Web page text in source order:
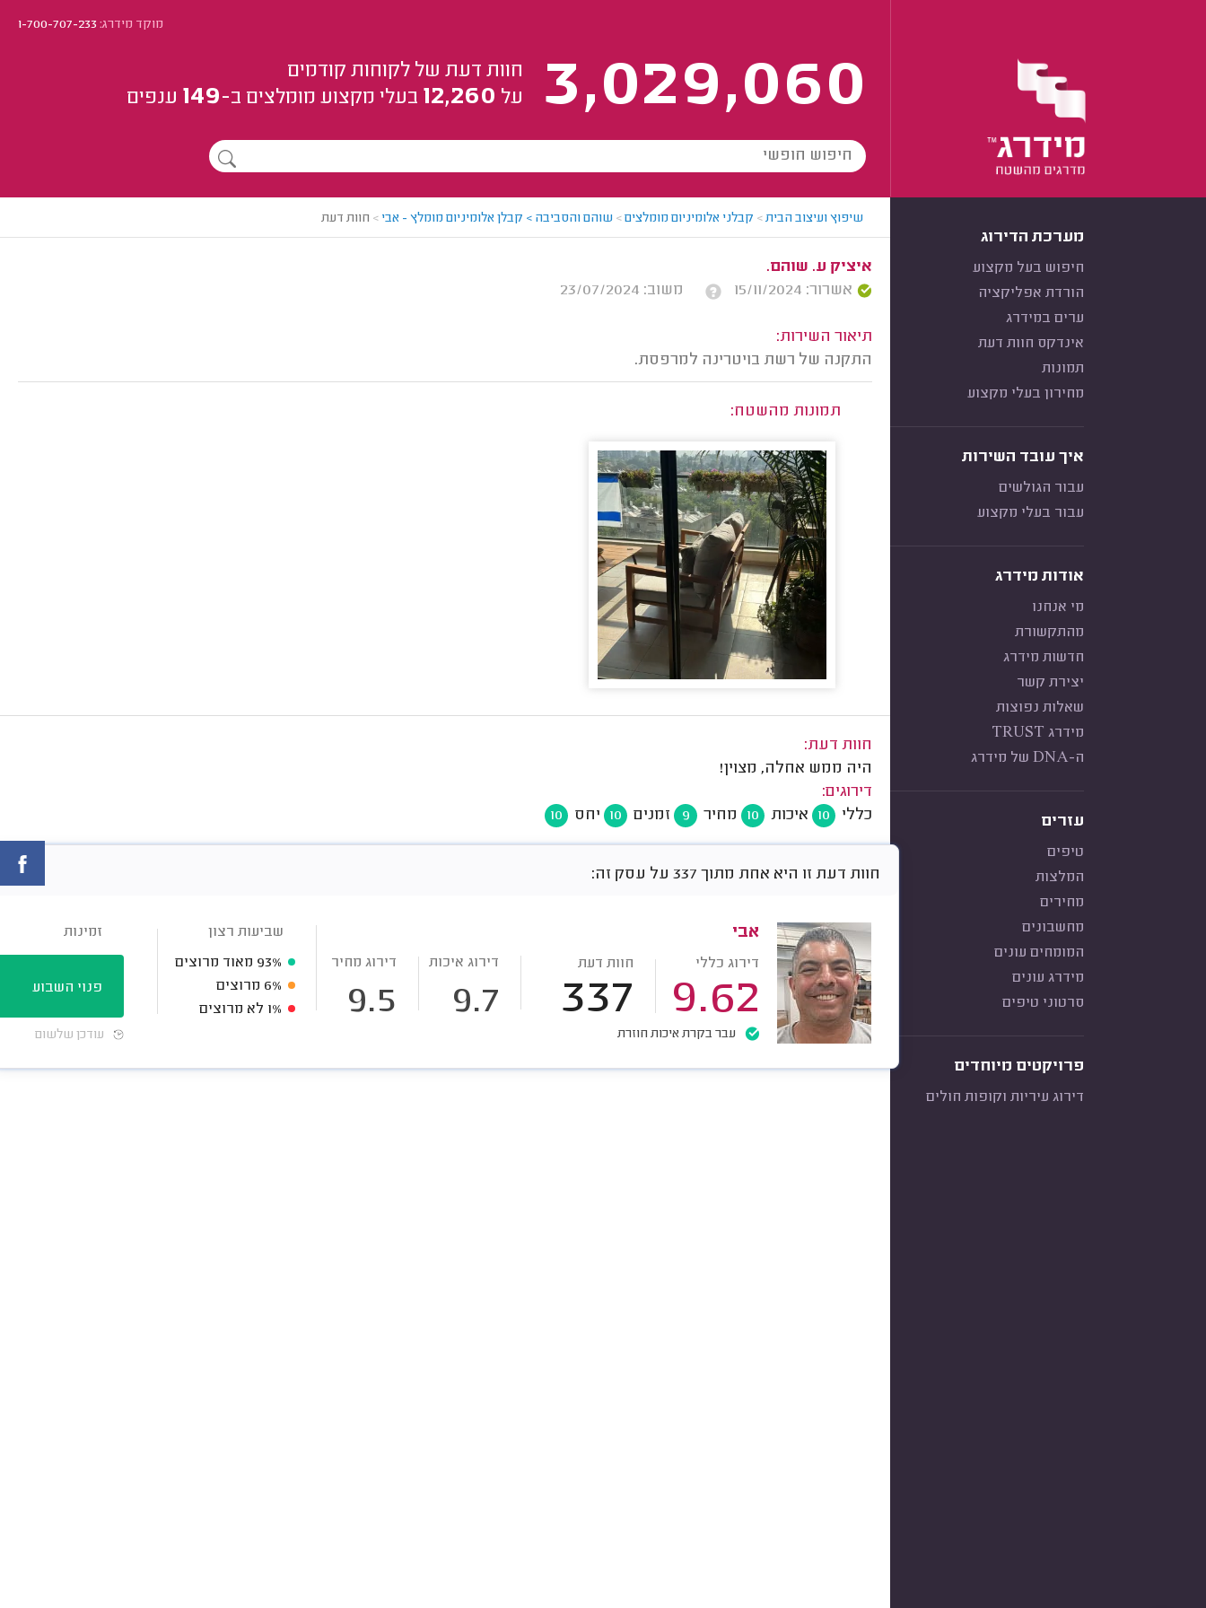
מוקד מידרג:1-700-707-233
3,029,060
חוות דעת של לקוחות קודמים
על 12,260 בעלי מקצוע מומלצים ב-149 ענפים
מערכת הדירוג
חיפוש בעל מקצוע
הורדת אפליקציה
ערים במידרג
אינדקס חוות דעת
תמונות
מחירון בעלי מקצוע
איך עובד השירות
עבור הגולשים
עבור בעלי מקצוע
אודות מידרג
מי אנחנו
מהתקשורת
חדשות מידרג
יצירת קשר
שאלות נפוצות
מידרג TRUST
ה-DNA של מידרג
עזרים
טיפים
המלצות
מחירים
מחשבונים
המומחים עונים
מידרג עונים
סרטוני טיפים
פרויקטים מיוחדים
דירוג עיריות וקופות חולים
שיפוץ ועיצוב הבית> קבלני אלומיניום מומלצים> שוהם והסביבה > קבלן אלומיניום מומלץ - אבי > חוות דעת
איציק ע. שוהם.
אשרור: 15/11/2024
משוב: 23/07/2024
תיאור השירות:
התקנה של רשת בויטרינה למרפסת.
תמונות מהשטח:
חוות דעת:
היה ממש אחלה, מצוין!
דירוגים:
כללי
10 איכות 10 מחיר 9 זמנים 10 יחס 10
חוות דעת זו היא אחת מתוך 337 על עסק זה:
אבי
דירוג כללי
9.62
חוות דעת
337
דירוג איכות
9.7
דירוג מחיר
9.5
עבר בקרת איכות חוזרת
שביעות רצון
93% מאוד מרוצים
6% מרוצים
1% לא מרוצים
זמינות
פנוי השבוע
עודכן שלשום